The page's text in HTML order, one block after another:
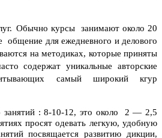
Обычно курсы занимают около 20
для ежедневного и делового
на методиках, которые приняты
содержат уникальные авторские
самый широкий кгур
занятий : 8-10-12, это около 2 — 2,5
просят одевать легкую, удобную
посвящается развитию дикции,